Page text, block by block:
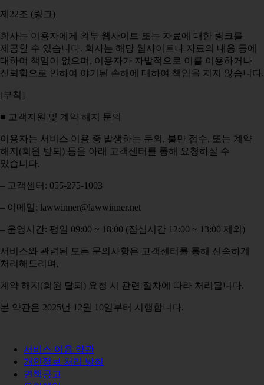
제22조 (링크)
회사는 이용자에게 외부 웹사이트 또는 자료에 대한 링크를
제공할 수 있습니다. 회사는 해당 웹사이트나 자료의 내용 등에
대하여 책임이 없으며, 이용자가 자발적으로 이를 이용하거나
신뢰함으로 인하여 야기된 손해에 대하여 책임을 지지 않습니다.
[부칙]
■ 고객지원 및 계약 해지 문의
이용자는 서비스 이용 중 발생하는 문의, 불만 접수, 또는 계약
해지(회원 탈퇴) 등을 아래 고객센터를 통해 요청하실 수
있습니다.
– 고객센터: 055-275-1003
– 이메일: lawwinner@lawwinner.net
– 운영시간: 평일 09:00 ~ 18:00 (점심시간 12:00 ~ 13:00 제외)
서비스와 관련된 모든 문의사항은 고객센터를 통해 신속하게
처리해드리며,
계약 해지(회원 탈퇴) 요청 시 관련 절차에 따라 처리됩니다.
본 약관은 2025년 12월 10일부터 시행합니다.
서비스 이용 약관
개인정보 처리 방침
면책공고